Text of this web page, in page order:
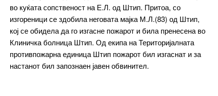
━ pricing plans
во куќата сопственост на Е.Л. од Штип. Притоа, со
изгореници се здобила неговата мајка М.Л.(83) од Штип,
кој се обидела да го изгасне пожарот и била пренесена во
Клиничка болница Штип. Од екипа на Територијалната
противпожарна единица Штип пожарот бил изгаснат и за
настанот бил запознаен јавен обвинител.